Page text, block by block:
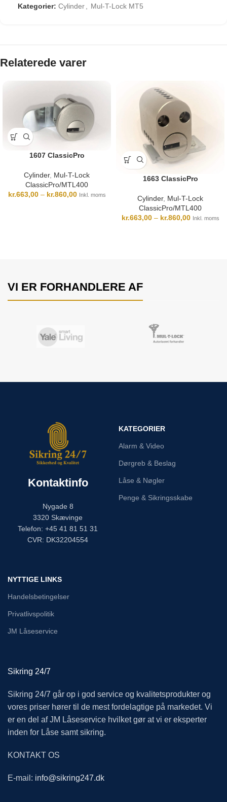
Kategorier: Cylinder, Mul-T-Lock MT5
Relaterede varer
1607 ClassicPro
Cylinder, Mul-T-Lock
ClassicPro/MTL400
kr.663,00– kr.860,00 Inkl. moms
1663 ClassicPro
Cylinder, Mul-T-Lock
ClassicPro/MTL400
kr.663,00– kr.860,00 Inkl. moms
VI ER FORHANDLERE AF
Kontaktinfo
Nygade 8
3320 Skævinge
Telefon: +45 41 81 51 31
CVR: DK32204554
KATEGORIER
Alarm & Video
Dørgreb & Beslag
Låse & Nøgler
Penge & Sikringsskabe
NYTTIGE LINKS
Handelsbetingelser
Privatlivspolitik
JM Låseservice
Sikring 24/7
Sikring 24/7 går op i god service og kvalitetsprodukter og
vores priser hører til de mest fordelagtige på markedet. Vi
er en del af JM Låseservice hvilket gør at vi er eksperter
inden for Låse samt sikring.
KONTAKT OS
E-mail: info@sikring247.dk